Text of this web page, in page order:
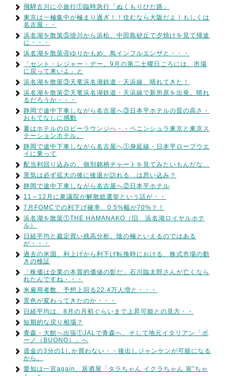
飛騨古川に小旅行①臨時急行「ぬくもりひだ路」
東京は一極集中が極まり過ぎ！！住むなら大阪だよ！もしくは
名古屋・・
浜名湖を散策⑤掛川から浜松、中田島砂丘で夕焼けを見て帰途
に・・・
浜名湖を散策④ゆりかもめ、鳥インフルエンザと・・・
「セント・レジャー・デー。9月の第二土曜日ごろには、市場
に戻って来いよ」と
浜名湖を散策③天竜浜名湖鉄道・天浜線、晴れてきた！
浜名湖を散策②天竜浜名湖鉄道・天浜線で新所原を出発。晴れ
るだろうか・・・
静岡で途中下車しながら名古屋へ③日本平ホテルの質の高さ・
おもてなしに感動
夏はホテルのロビーラウンジへ・・ペニンシュラ東京と東京ス
テーションホテル。
静岡で途中下車しながら名古屋へ①身延線・日本平ロープウエ
イに乗って
配当利回り込みの、個別銘柄チャートを見てみたいもんだな…
景気は必ず拡大の後に後退が訪れる…は思い込み？
静岡で途中下車しながら名古屋へ②日本平ホテル
11～12月に衆議院が解散総選挙という話が・・
7月FOMCでの利下げ確率、0.5%幅が70%？！
浜名湖を散策①THE HAMANAKO（旧 浜名湖ロイヤルホテ
ル）
日経平均と裁定買い残高分析。陰の極といえるのではある
が・・・
過去の米国、利上げから利下げ転換時における、株式市場の動
きの検証
「株価は企業の本質的価値の影だ」石川臨太郎さんが亡くなら
れたんですね・・・
米雇用者数、予想上回る22.4万人増と・・・
景色が変わってきたのか・・・
日経平均は、8月の月初ぐらいまで上昇可能との見方・・
短期的な戻り相場？
青森・大館へ出張①JALで青森へ、そして地元イタリアン「ボ
ーノ（BUONO）」へ
資金の3分の1しか買わない・・後出しジャンケンが可能になる
から。
愛知は一宮again、居酒屋「タラちゃん イクラちゃん 寅”ちゃ